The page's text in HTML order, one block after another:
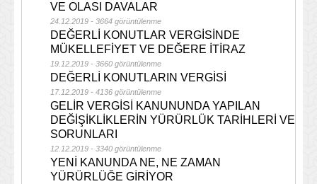
VE OLASI DAVALAR
24.12.2019 - 3664 görüntülenme
DEĞERLİ KONUTLAR VERGİSİNDE
MÜKELLEFİYET VE DEĞERE İTİRAZ
19.12.2019 - 3660 görüntülenme
DEĞERLİ KONUTLARIN VERGİSİ
17.12.2019 - 4136 görüntülenme
GELİR VERGİSİ KANUNUNDA YAPILAN
DEĞİŞİKLİKLERİN YÜRÜRLÜK TARİHLERİ VE
SORUNLARI
12.12.2019 - 3340 görüntülenme
YENİ KANUNDA NE, NE ZAMAN
YÜRÜRLÜĞE GİRİYOR